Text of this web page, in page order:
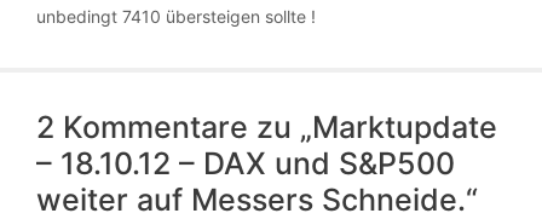
unbedingt 7410 übersteigen sollte !
2 Kommentare zu „Marktupdate
– 18.10.12 – DAX und S&P500
weiter auf Messers Schneide.“